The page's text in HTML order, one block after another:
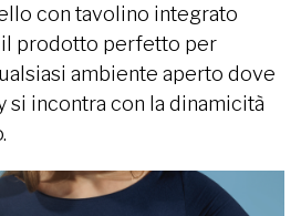
con tavolino integrato
prodotto perfetto per
ambiente aperto dove
si incontra con la dinamicità